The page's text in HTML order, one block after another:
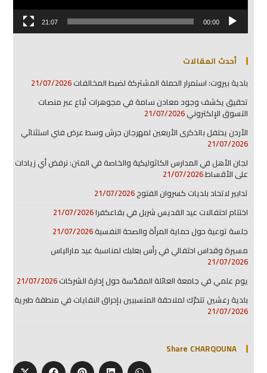
00:00
21:07
أحدث المقالات
بلدية بيروت: استمرار الحملة المشتركة لضبط المخالفات21/07/2026
تحقيق يكشف وجود معادن سامة في مجوهرات تُباع عبر منصات
التسوق الإلكتروني21/07/2026
الأردن يحتفل بالذكرى الأربعين لمهرجان جرش وسط عرض فني استثنائي
21/07/2026
لجان الأهل في المدارس الكاثوليكية والخاصة في المتن: نرفض أي زيادات
على الأقساط21/07/2026
تدابير لاتحاد بلديات كسروان الفتوح21/07/2026
اختتام احتفالات عيد القديس شربل في بقاعكفرا21/07/2026
جلسة توعية حول حماية المرأة والصحة النفسية21/07/2026
مسيرة وقداس احتفالي في رأس بعلبك لمناسبة عيد مارالياس
21/07/2026
يوم علمي في جامعة العائلة المقدّسة حول إدارة الشركات21/07/2026
بلدية رعشين تتحرّك لملاحقة المتسببين بإحراق النفايات في منطقة طبرية
21/07/2026
Share CHARQOUNA